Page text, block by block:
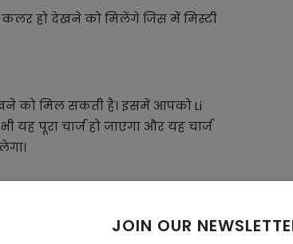
JOIN OUR
हो देखने को मिलेंगे जिस में मिस्टी
को मिल सकती है। इसमें आपको Li
पूरा चार्ज हो जाएगा और यह चार्ज
मॉडल से इसको अलग बनाने की
ही बेहतरीन मिलने वाली है।